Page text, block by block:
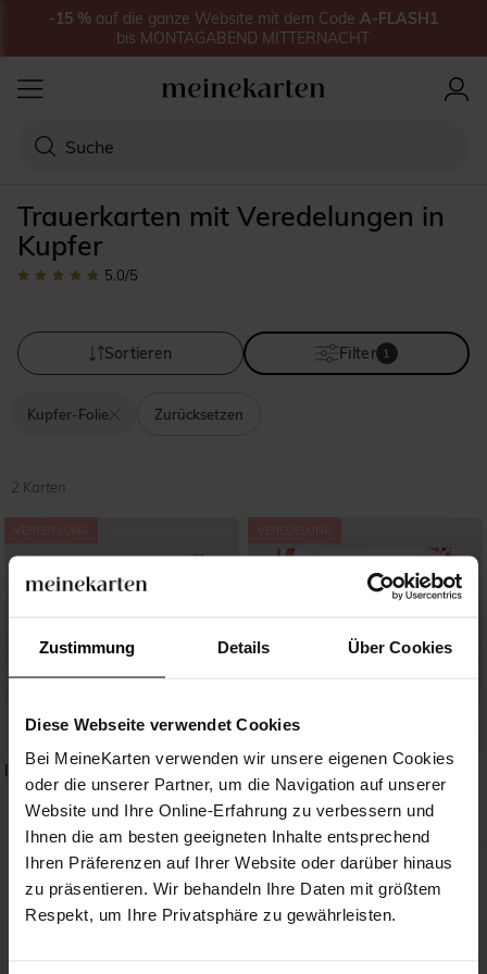
Zustimmung Details Über Cookies
Diese Webseite verwendet Cookies
Bei MeineKarten verwenden wir unsere eigenen Cookies
oder die unserer Partner, um die Navigation auf unserer
Website und Ihre Online-Erfahrung zu verbessern und
Ihnen die am besten geeigneten Inhalte entsprechend
Ihren Präferenzen auf Ihrer Website oder darüber hinaus
zu präsentieren. Wir behandeln Ihre Daten mit größtem
Respekt, um Ihre Privatsphäre zu gewährleisten.
Trauerkarten mit Veredelungen in
Kupfer
5.0/5
Sortieren Filter 1
Kupfer-Folie Zurücksetzen
2 Karten
Ihr Lächeln Rotes Blumenbeet
-15 % auf die ganze Website mit dem Code A-FLASH1
bis MONTAGABEND MITTERNACHT